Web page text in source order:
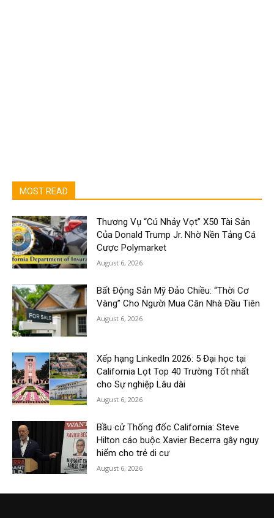
MOST READ
Thương Vụ “Cú Nhảy Vọt” X50 Tài Sản
Của Donald Trump Jr. Nhờ Nền Tảng Cá
Cược Polymarket
August 6, 2026
Bất Động Sản Mỹ Đảo Chiều: “Thời Cơ
Vàng” Cho Người Mua Căn Nhà Đầu Tiên
August 6, 2026
Xếp hạng LinkedIn 2026: 5 Đại học tại
California Lọt Top 40 Trường Tốt nhất
cho Sự nghiệp Lâu dài
August 6, 2026
Bầu cử Thống đốc California: Steve
Hilton cáo buộc Xavier Becerra gây nguy
hiểm cho trẻ di cư
August 6, 2026